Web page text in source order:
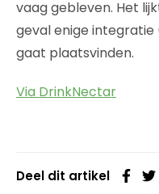
vaag gebleven. Het
geval enige
gaat plaatsvinden.
Via DrinkNectar
Deel dit artikel